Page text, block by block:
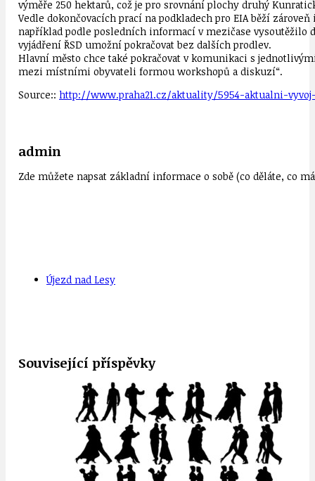
výměře 250 hektarů, což je pro srovnání plochy druhý
Vedle dokončovacích prací na podkladech pro EIA běží
například podle posledních informací v mezičase vysoutěžilo
vyjádření ŘSD umožní pokračovat bez dalších prodlev.
Hlavní město chce také pokračovat v komunikaci s
mezi místními obyvateli formou workshopů a diskuzí“.
Source:: http://www.praha21.cz/aktuality/5954-aktualni-
admin
Zde můžete napsat základní informace o sobě (co děláte, co
Újezd nad Lesy
Související příspěvky